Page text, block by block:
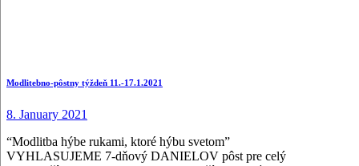
Modlitebno-pôstny týždeň 11.-17.1.2021
8. January 2021
“Modlitba hýbe rukami, ktoré hýbu svetom”
VYHLASUJEME 7-dňový DANIELOV pôst pre celý